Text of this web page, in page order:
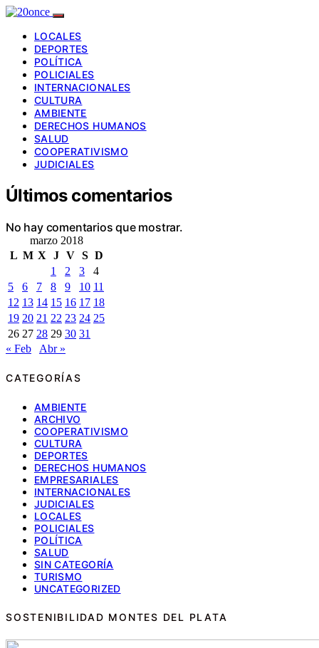
LOCALES
DEPORTES
POLÍTICA
POLICIALES
INTERNACIONALES
CULTURA
AMBIENTE
DERECHOS HUMANOS
SALUD
COOPERATIVISMO
JUDICIALES
Últimos comentarios
No hay comentarios que mostrar.
marzo 2018
L M X J V S D
1
2 3
4
5
6 7 8 9 10 11
12 13 14 15 16 17 18
19 20 21 22 23 24 25
26 27 28 29 30 31
« Feb
Abr »
CATEGORÍAS
AMBIENTE
ARCHIVO
COOPERATIVISMO
CULTURA
DEPORTES
DERECHOS HUMANOS
EMPRESARIALES
INTERNACIONALES
JUDICIALES
LOCALES
POLICIALES
POLÍTICA
SALUD
SIN CATEGORÍA
TURISMO
UNCATEGORIZED
SOSTENIBILIDAD MONTES DEL PLATA